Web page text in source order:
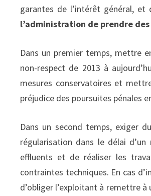
garantes de l’intérêt général, et
l’administration de prendre
Dans un premier temps, mettre
non-respect de 2013 à
mesures conservatoires et
préjudice des poursuites pénales
Dans un second temps, exiger
régularisation dans le délai
effluents et de réaliser les
contraintes techniques. En cas
d’obliger l’exploitant à remettre